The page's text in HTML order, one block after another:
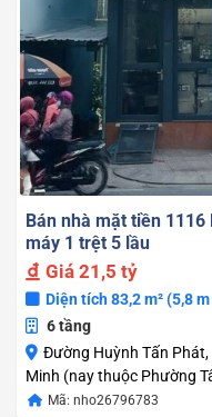
Bán nhà mặt tiền
máy 1 trệt 5 lầu
Giá 21,5 tỷ
Diện tích 83,2 m² (5,8
6 tầng
Đường Huỳnh Tấn Phát,
Minh (nay thuộc Phường
Mã: nho26796783